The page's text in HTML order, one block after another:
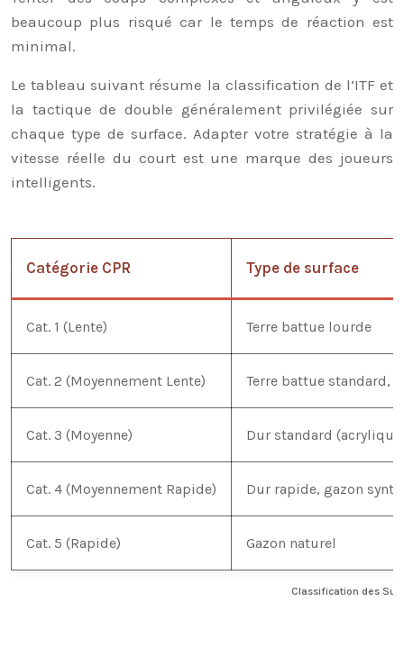
beaucoup plus risqué car le temps de réaction est
minimal.
Le tableau suivant résume la classification de l’ITF et
la tactique de double généralement privilégiée sur
chaque type de surface. Adapter votre stratégie à la
vitesse réelle du court est une marque des joueurs
intelligents.
Classification des
Catégorie CPR Type de surface
Cat. 1 (Lente) Terre battue lourde
Cat. 2 (Moyennement Lente) Terre battue standard,
Cat. 3 (Moyenne) Dur standard
Cat. 4 (Moyennement Rapide) Dur rapide, gazon
Cat. 5 (Rapide) Gazon naturel